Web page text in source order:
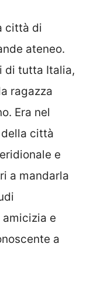
città di
ateneo.
di tutta Italia,
ragazza
Era nel
città
e
a mandarla
e
a